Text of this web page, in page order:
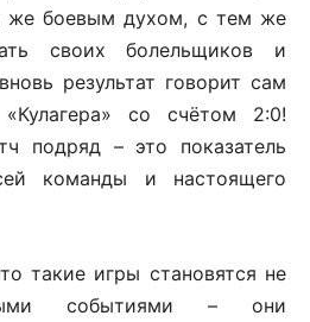
же боевым духом, с тем же
своих болельщиков и
результат говорит сам
со счётом 2:0!
подряд – это показатель
команды и настоящего
такие игры становятся не
событиями – они